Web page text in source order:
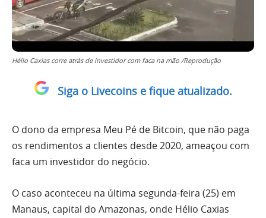
Hélio Caxias corre atrás de investidor com faca na mão /Reprodução
Siga o Livecoins e fique atualizado.
O dono da empresa Meu Pé de Bitcoin, que não paga
os rendimentos a clientes desde 2020, ameaçou com
faca um investidor do negócio.
O caso aconteceu na última segunda-feira (25) em
Manaus, capital do Amazonas, onde Hélio Caxias